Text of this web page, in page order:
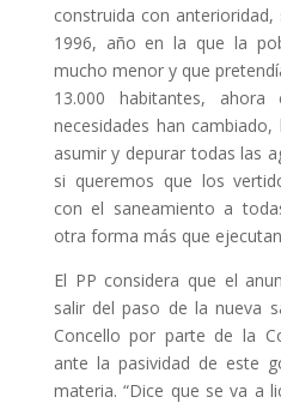
construida con
1996, año en la que la
mucho menor y que
13.000 habitantes,
necesidades han
asumir y depurar todas las
si queremos que los
con el saneamiento a
otra forma más que
El PP considera que el
salir del paso de la nueva
Concello por parte de la
ante la pasividad de este
materia. “Dice que se va a